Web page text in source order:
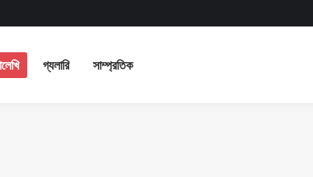
গ্যলারি সাম্প্রতিক
লেখালেখি গ্যলারি সাম্প্রতিক